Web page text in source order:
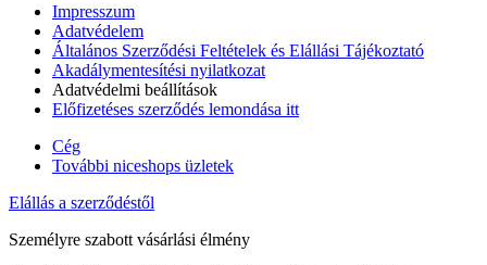
Impresszum
Adatvédelem
Általános Szerződési Feltételek és Elállási Tájékoztató
Akadálymentesítési nyilatkozat
Adatvédelmi beállítások
Előfizetéses szerződés lemondása itt
Cég
További niceshops üzletek
Elállás a szerződéstől
Személyre szabott vásárlási élmény